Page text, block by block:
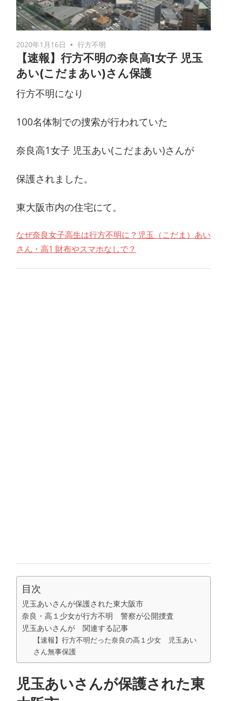
2020年1月16日 行方不明
【速報】行方不明の奈良高1女子 児玉
あい(こだまあい)さん保護
行方不明になり
100名体制での捜索が行われていた
奈良高1女子 児玉あい(こだまあい)さんが
保護されました。
東大阪市内の住宅にて。
なぜ奈良女子高生は行方不明に？児玉（こだま）あい
さん・高1 財布やスマホなしで？
目次
児玉あいさんが保護された東大阪市
奈良・高１少女が行方不明 警察が公開捜査
児玉あいさんが 関連する記事
【速報】行方不明だった奈良の高１少女 児玉あい
さん無事保護
児玉あいさんが保護された東